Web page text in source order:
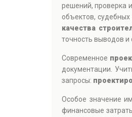
решений, проверка
объектов, судебных
качества
точность выводов и
Современное
документации.
запросы:
Особое значение
финансовые